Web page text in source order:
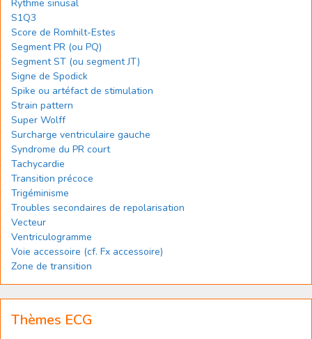
Rythme sinusal
S1Q3
Score de Romhilt-Estes
Segment PR (ou PQ)
Segment ST (ou segment JT)
Signe de Spodick
Spike ou artéfact de stimulation
Strain pattern
Super Wolff
Surcharge ventriculaire gauche
Syndrome du PR court
Tachycardie
Transition précoce
Trigéminisme
Troubles secondaires de repolarisation
Vecteur
Ventriculogramme
Voie accessoire (cf. Fx accessoire)
Zone de transition
Thèmes ECG